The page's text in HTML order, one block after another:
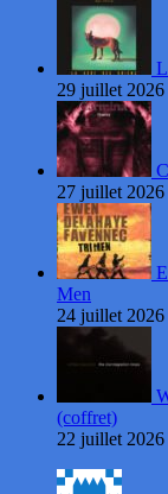
29 juillet 2026
27 juillet 2026
Men
24 juillet 2026
(coffret)
22 juillet 2026